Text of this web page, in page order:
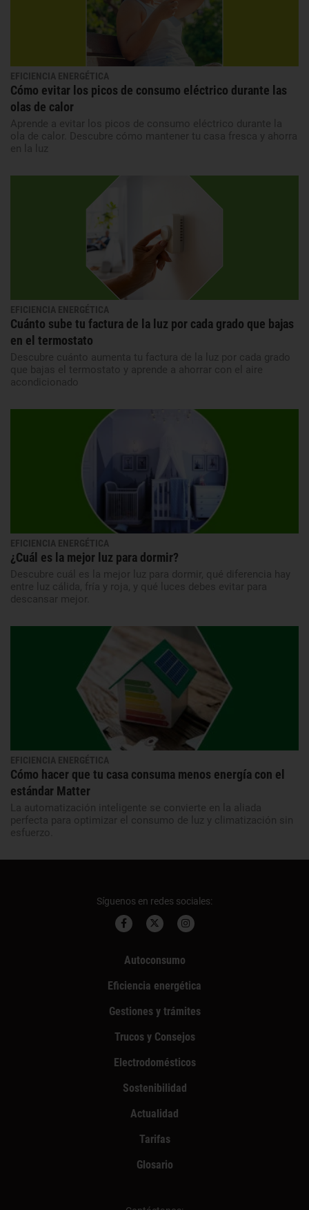
EFICIENCIA ENERGÉTICA
Cómo evitar los picos de consumo eléctrico durante las
olas de calor
Aprende a evitar los picos de consumo eléctrico durante la
ola de calor. Descubre cómo mantener tu casa fresca y ahorra
en la luz
EFICIENCIA ENERGÉTICA
Cuánto sube tu factura de la luz por cada grado que bajas
en el termostato
Descubre cuánto aumenta tu factura de la luz por cada grado
que bajas el termostato y aprende a ahorrar con el aire
acondicionado
EFICIENCIA ENERGÉTICA
¿Cuál es la mejor luz para dormir?
Descubre cuál es la mejor luz para dormir, qué diferencia hay
entre luz cálida, fría y roja, y qué luces debes evitar para
descansar mejor.
EFICIENCIA ENERGÉTICA
Cómo hacer que tu casa consuma menos energía con el
estándar Matter
La automatización inteligente se convierte en la aliada
perfecta para optimizar el consumo de luz y climatización sin
esfuerzo.
Síguenos en redes sociales:
Autoconsumo
Eficiencia energética
Gestiones y trámites
Trucos y Consejos
Electrodomésticos
Sostenibilidad
Actualidad
Tarifas
Glosario